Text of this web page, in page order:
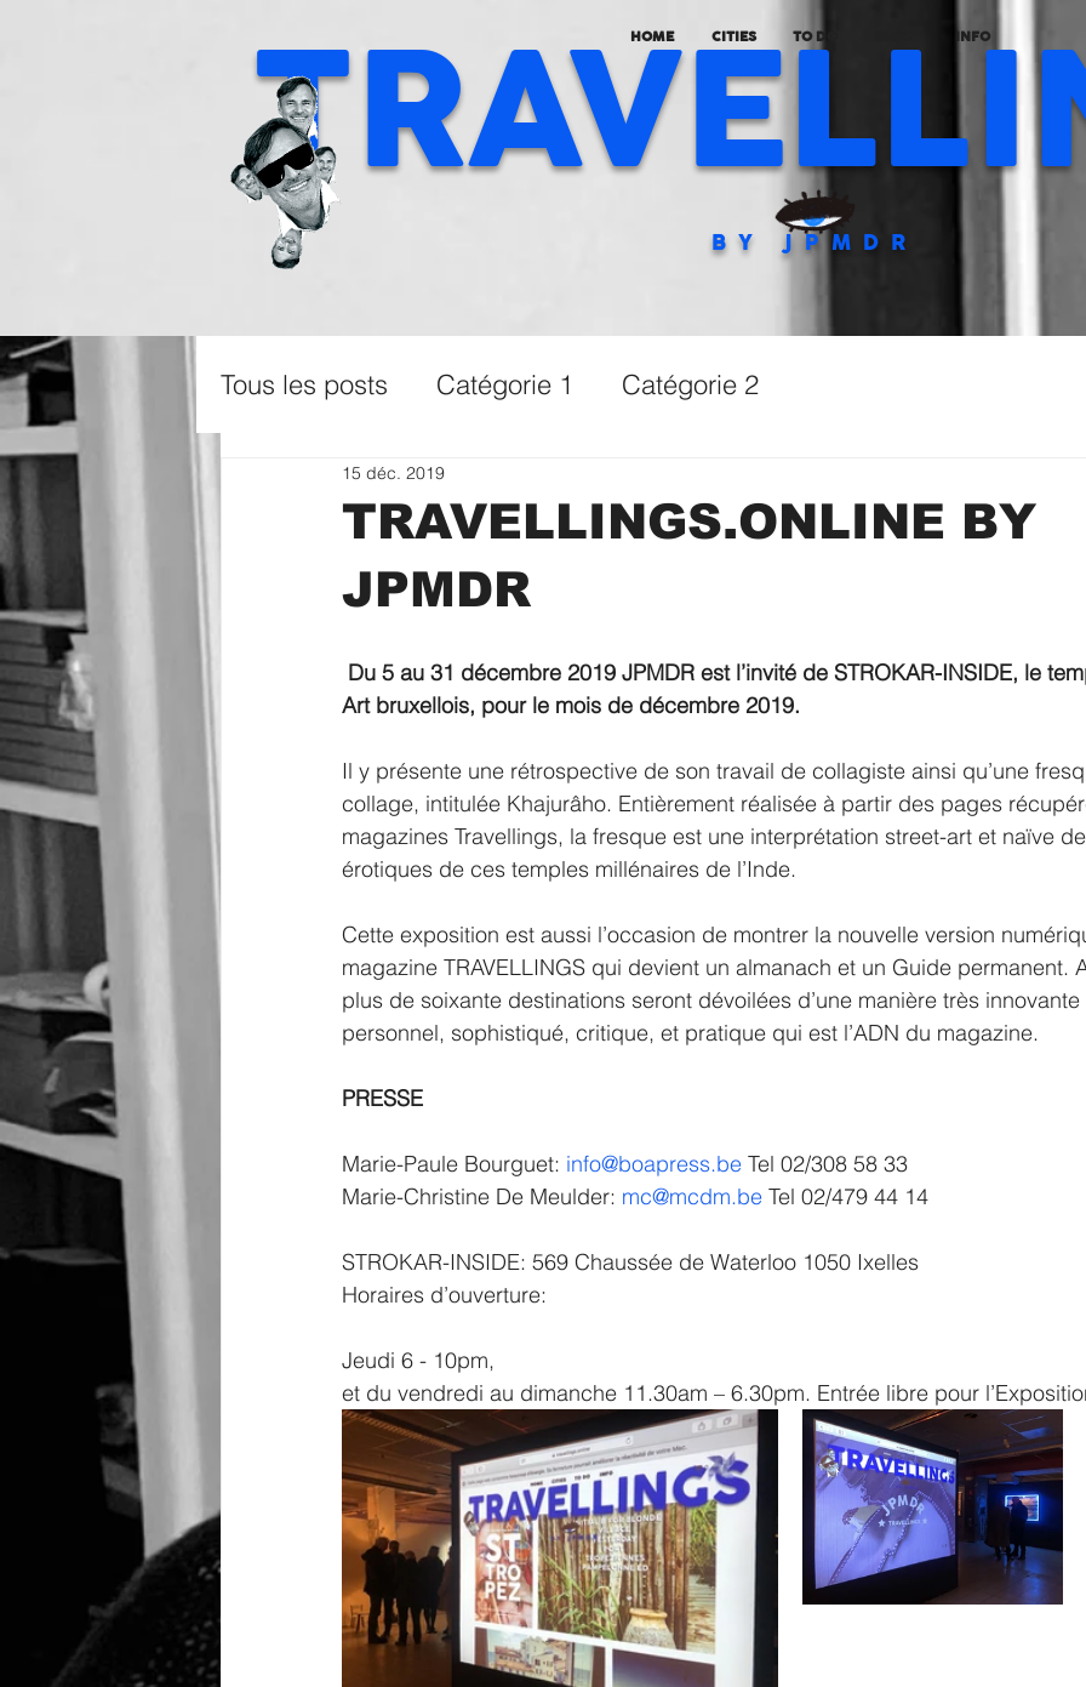
BY JPMDR
HOME CITIES TO DO INFO
Tous les posts Catégorie 1 Catégorie 2
TRAVELLINGS.ONLINE BY
JPMDR
15 déc. 2019
Art bruxellois, pour le mois de décembre 2019.
Il y présente une rétrospective de son travail de collagiste ainsi qu’une
collage, intitulée Khajurâho. Entièrement réalisée à partir des pages
magazines Travellings, la fresque est une interprétation street-art et naïve
érotiques de ces temples millénaires de l’Inde.
Cette exposition est aussi l’occasion de montrer la nouvelle version
magazine TRAVELLINGS qui devient un almanach et un Guide permanent.
plus de soixante destinations seront dévoilées d’une manière très
personnel, sophistiqué, critique, et pratique qui est l’ADN du magazine.
PRESSE
Marie-Paule Bourguet: info@boapress.be Tel 02/308 58 33
Marie-Christine De Meulder: mc@mcdm.be Tel 02/479 44 14
STROKAR-INSIDE: 569 Chaussée de Waterloo 1050 Ixelles
Horaires d’ouverture:
Jeudi 6 - 10pm,
et du vendredi au dimanche 11.30am – 6.30pm. Entrée libre pour